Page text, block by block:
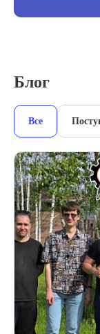
Блог
Все